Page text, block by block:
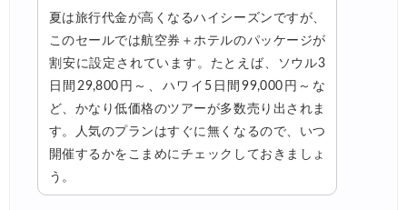
夏は旅行代金が高くなるハイシーズンですが、
このセールでは航空券＋ホテルのパッケージが
割安に設定されています。たとえば、ソウル3
日間29,800円～、ハワイ5日間99,000円～な
ど、かなり低価格のツアーが多数売り出されま
す。人気のプランはすぐに無くなるので、いつ
開催するかをこまめにチェックしておきましょ
う。